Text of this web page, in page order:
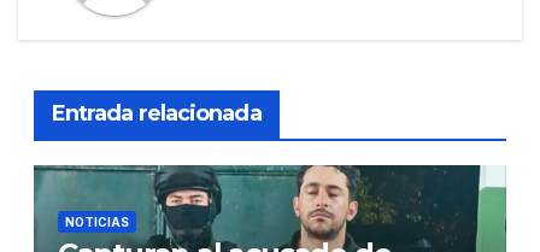
Entrada relacionada
NOTICIAS